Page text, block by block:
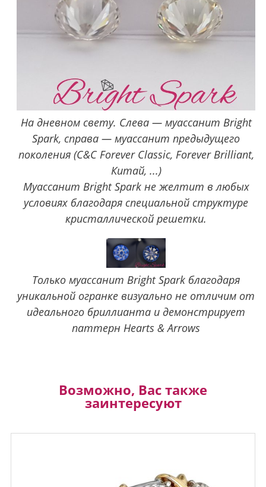
На дневном свету. Слева — муассанит Bright
Spark, справа — муассанит предыдущего
поколения (C&C Forever Classic, Forever Brilliant,
Китай, ...)
Муассанит Bright Spark не желтит в любых
условиях благодаря специальной структуре
кристаллической решетки.
Только муассанит Bright Spark благодаря
уникальной огранке визуально не отличим от
идеального бриллианта и демонстрирует
паттерн Hearts & Arrows
Возможно, Вас также
заинтересуют